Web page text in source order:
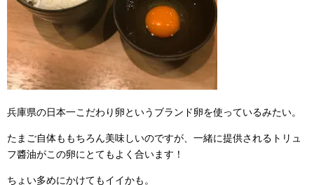
兵庫県の日本一こだわり卵というブランド卵を使っているみたい。
たまご自体ももちろん美味しいのですが、一緒に提供されるトリュ
フ醬油がこの卵にとてもよく合います！
ちょい多めにかけてもイイかも。